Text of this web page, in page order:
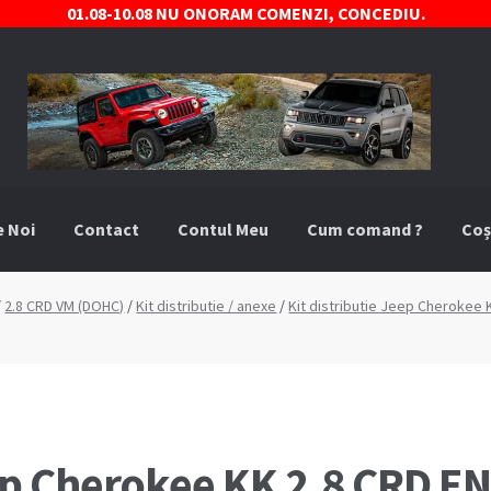
01.08-10.08 NU ONORAM COMENZI, CONCEDIU.
Noi Contact Contul Meu Cum comand ? Coș
? Despre NoiMarci ComercializatePlată Politica
2.8 CRD VM (DOHC) /Kit distributie / anexe /Kit distributie Jeep Cherokee